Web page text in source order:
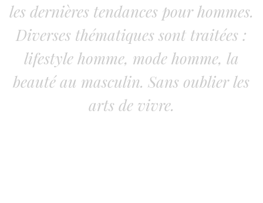
les dernières tendances pour hommes.
Diverses thématiques sont traitées :
lifestyle homme, mode homme, la
beauté au masculin. Sans oublier les
arts de vivre.